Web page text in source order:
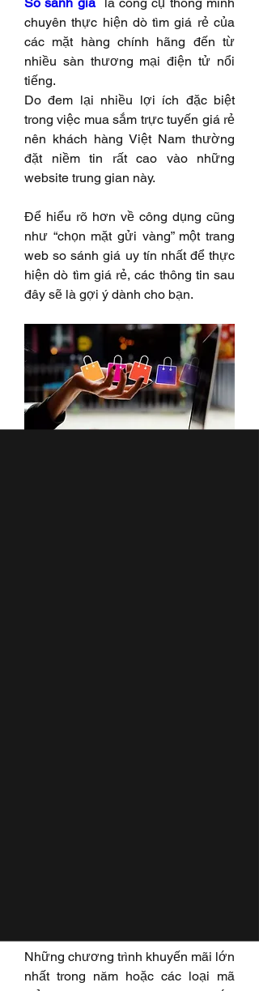
chuyên thực hiện dò tìm giá rẻ của
các mặt hàng chính hãng đến từ
nhiều sàn thương mại điện tử nổi
tiếng.
Do đem lại nhiều lợi ích đặc biệt
trong việc mua sắm trực tuyến giá rẻ
nên khách hàng Việt Nam thường
đặt niềm tin rất cao vào những
website trung gian này.
Để hiểu rõ hơn về công dụng cũng
như “chọn mặt gửi vàng” một trang
web so sánh giá uy tín nhất để thực
hiện dò tìm giá rẻ, các thông tin sau
đây sẽ là gợi ý dành cho bạn.
Những chương trình khuyến mãi lớn
nhất trong năm hoặc các loại mã